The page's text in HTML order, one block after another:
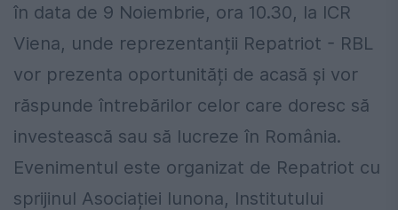
în data de 9 Noiembrie, ora 10.30, la ICR
Viena, unde reprezentanții Repatriot - RBL
vor prezenta oportunități de acasă și vor
răspunde întrebărilor celor care doresc să
investească sau să lucreze în România.
Evenimentul este organizat de Repatriot cu
sprijinul Asociației Iunona, Institutului